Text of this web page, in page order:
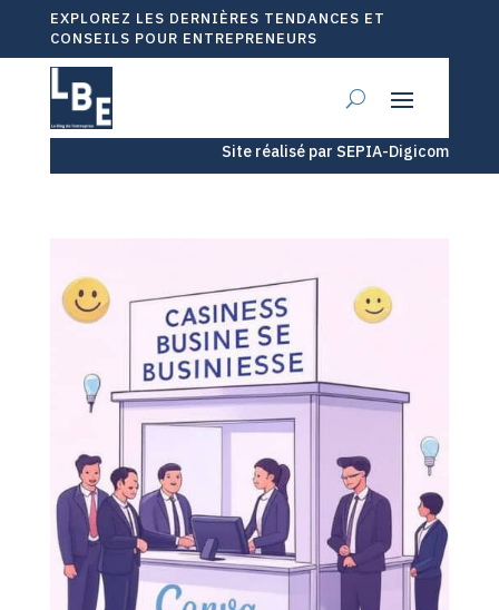
EXPLOREZ LES DERNIÈRES TENDANCES ET
CONSEILS POUR ENTREPRENEURS
Site réalisé par SEPIA-Digicom